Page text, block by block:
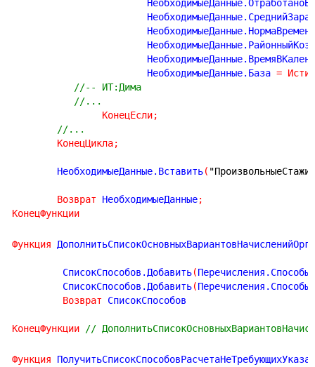
			НеобходимыеДанные.База
=
//-- ИТ:Дима
//...
КонецЕсли;
КонецЦикла;
	НеобходимыеДанные.Вставить
(
Возврат НеобходимыеДанные;
КонецФункции
Функция
	 СписокСпособов.Добавить
(
	 СписокСпособов.Добавить
(
Возврат СписокСпособов
КонецФункции //
Функция